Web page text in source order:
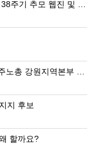
진 및 추모식 안내 웹자보
지지 후보에게 투표합시다!
지 후보
할까요?